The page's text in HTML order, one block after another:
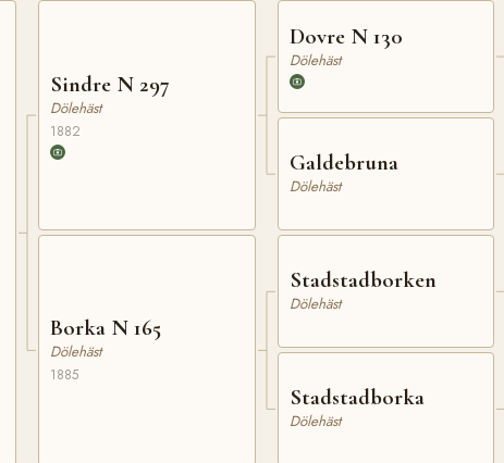
Sindre N 297
Dölehäst
1882
Borka N 165
Dölehäst
1885
Dovre N 130
Dölehäst
Galdebruna
Dölehäst
Stadstadborken
Dölehäst
Stadstadborka
Dölehäst